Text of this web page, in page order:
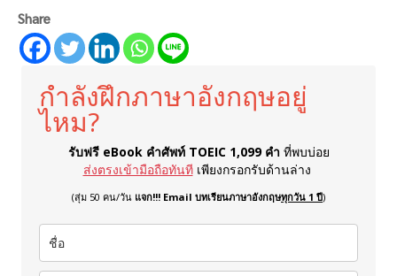
Share
กำลังฝึกภาษาอังกฤษอยู่
ไหม?
รับฟรี eBook คำศัพท์ TOEIC 1,099 คำ ที่พบบ่อย
ส่งตรงเข้ามือถือทันที เพียงกรอกรับด้านล่าง
(สุ่ม 50 คน/วัน แจก!!! Email บทเรียนภาษาอังกฤษทุกวัน 1 ปี)